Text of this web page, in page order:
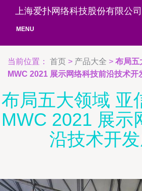
上海爱扑网络科技股份有限公司
MENU
当前位置： 首页 > 产品大全 > 布局五
MWC 2021 展示网络科技前沿技术开
布局五大领域 亚
MWC 2021 展示
沿技术开